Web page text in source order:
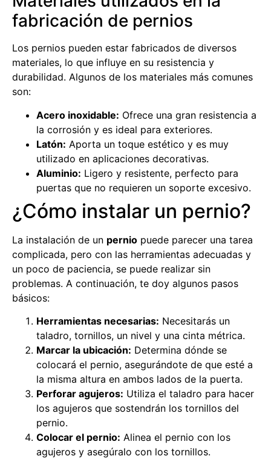
fabricación de pernios
Los pernios pueden estar fabricados de diversos
materiales, lo que influye en su resistencia y
durabilidad. Algunos de los materiales más comunes
son:
Acero inoxidable: Ofrece una gran resistencia a
la corrosión y es ideal para exteriores.
Latón: Aporta un toque estético y es muy
utilizado en aplicaciones decorativas.
Aluminio: Ligero y resistente, perfecto para
puertas que no requieren un soporte excesivo.
¿Cómo instalar un pernio?
La instalación de un pernio puede parecer una tarea
complicada, pero con las herramientas adecuadas y
un poco de paciencia, se puede realizar sin
problemas. A continuación, te doy algunos pasos
básicos:
Herramientas necesarias: Necesitarás un
taladro, tornillos, un nivel y una cinta métrica.
Marcar la ubicación: Determina dónde se
colocará el pernio, asegurándote de que esté a
la misma altura en ambos lados de la puerta.
Perforar agujeros: Utiliza el taladro para hacer
los agujeros que sostendrán los tornillos del
pernio.
Colocar el pernio: Alinea el pernio con los
agujeros y asegúralo con los tornillos.